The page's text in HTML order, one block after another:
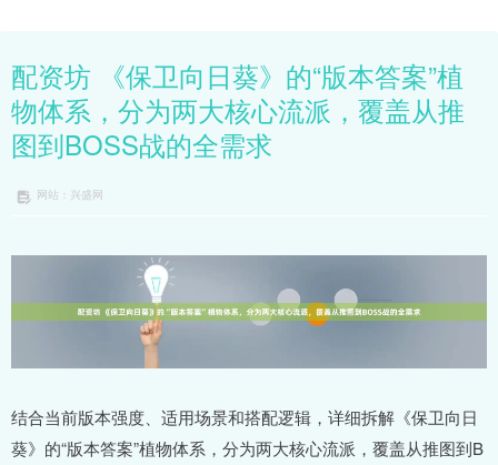
配资坊 《保卫向日葵》的“版本答案”植
物体系，分为两大核心流派，覆盖从推
图到BOSS战的全需求
网站：兴盛网
结合当前版本强度、适用场景和搭配逻辑，详细拆解《保卫向日
葵》的“版本答案”植物体系，分为两大核心流派，覆盖从推图到B